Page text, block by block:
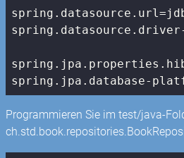
spring.jpa.database-
Programmieren Sie im test/java-